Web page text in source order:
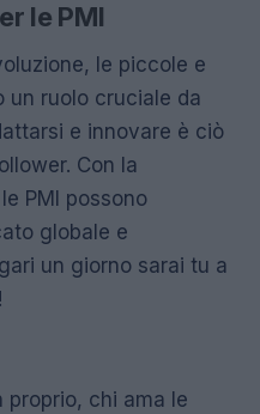
le PMI
le piccole e
un ruolo cruciale da
e innovare è ciò
Con la
PMI possono
globale e
un giorno sarai tu a
proprio, chi ama le